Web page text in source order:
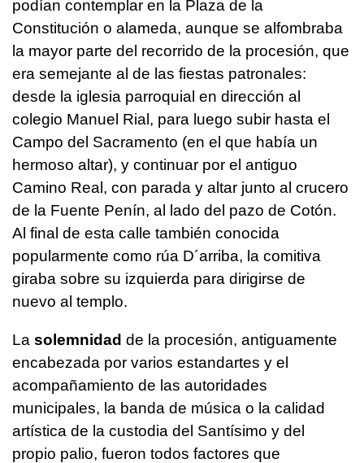
podían contemplar en la Plaza de la
Constitución o alameda, aunque se alfombraba
la mayor parte del recorrido de la procesión, que
era semejante al de las fiestas patronales:
desde la iglesia parroquial en dirección al
colegio Manuel Rial, para luego subir hasta el
Campo del Sacramento (en el que había un
hermoso altar), y continuar por el antiguo
Camino Real, con parada y altar junto al crucero
de la Fuente Penín, al lado del pazo de Cotón.
Al final de esta calle también conocida
popularmente como rúa D´arriba, la comitiva
giraba sobre su izquierda para dirigirse de
nuevo al templo.
La solemnidad de la procesión, antiguamente
encabezada por varios estandartes y el
acompañamiento de las autoridades
municipales, la banda de música o la calidad
artística de la custodia del Santísimo y del
propio palio, fueron todos factores que